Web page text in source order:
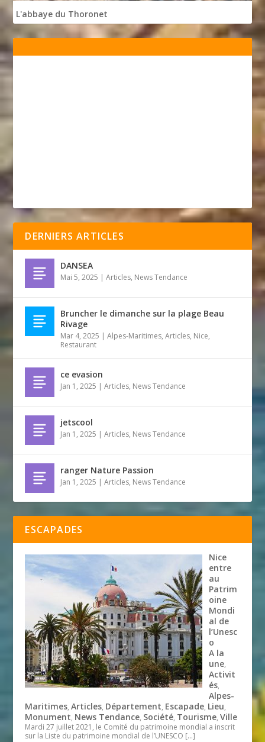
L'abbaye du Thoronet
DERNIERS ARTICLES
DANSEA
Mai 5, 2025 |Articles, News Tendance
Bruncher le dimanche sur la plage Beau
Rivage
Mar 4, 2025 |Alpes-Maritimes,Articles, Nice,
Restaurant
ce evasion
Jan 1, 2025 |Articles, News Tendance
jetscool
Jan 1, 2025 |Articles, News Tendance
ranger Nature Passion
Jan 1, 2025 |Articles, News Tendance
ESCAPADES
Nice
entre
au
Patrim
oine
Mondi
al de
l’Unesc
o
A la
une,
Activit
és,
Alpes-
Maritimes,Articles, Département, Escapade, Lieu,
Monument, News Tendance, Société, Tourisme,Ville
Mardi 27 juillet 2021, le Comité du patrimoine mondial a inscrit
sur la Liste du patrimoine mondial de l’UNESCO […]